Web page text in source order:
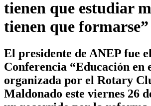
tienen que estudiar
tienen que formarse”
El presidente de ANEP fue
Conferencia “Educación en
organizada por el Rotary
Maldonado este viernes 26